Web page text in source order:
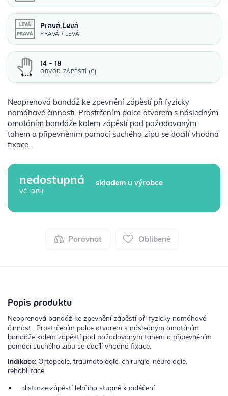
Pravá,Levá
PRAVÁ / LEVÁ
14 - 18
OBVOD ZÁPĚSTÍ (C)
Neoprenová bandáž ke zpevnění zápěstí při fyzicky
namáhavé činnosti. Prostrčením palce otvorem s následným
omotáním bandáže kolem zápěstí pod požadovaným
tahem a připevněním pomocí suchého zipu se docílí vhodná
fixace.
nedostupná
VČ. DPH
skladem u výrobce
Porovnat Oblíbené
Popis produktu
Neoprenová bandáž ke zpevnění zápěstí při fyzicky namáhavé
činnosti. Prostrčením palce otvorem s následným omotáním
bandáže kolem zápěstí pod požadovaným tahem a připevněním
pomocí suchého zipu se docílí vhodná fixace.
Indikace: Ortopedie, traumatologie, chirurgie, neurologie,
rehabilitace
distorze zápěstí lehčího stupně k doléčení